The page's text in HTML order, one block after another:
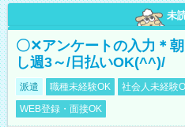
未
〇✕アンケートの入力＊
し週3～/日払いOK(^^)/
派遣 職種未経験OK 社会人未経験
WEB登録・面接OK